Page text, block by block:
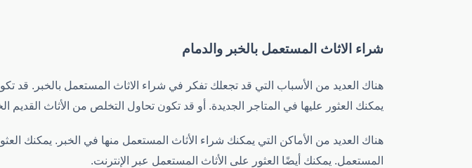
شراء الاثاث المستعمل بالخبر والدمام
هناك العديد من الأسباب التي قد تجعلك تفكر في شراء الاثاث المستعمل بالخبر.
يمكنك العثور عليها في المتاجر الجديدة. أو قد تكون تحاول التخلص من الأثاث
هناك العديد من الأماكن التي يمكنك شراء الأثاث المستعمل منها في الخبر. يمكنك
المستعمل. يمكنك أيضًا العثور على الأثاث المستعمل عبر الإنترنت.